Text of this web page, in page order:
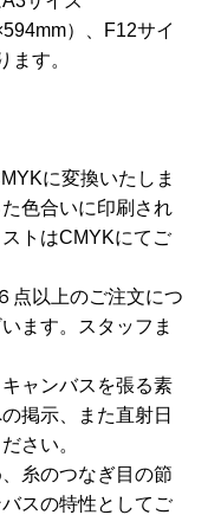
）、F12サイ
ます。
に変換いたしま
色合いに印刷され
トはCMYKにてご
点以上のご注文につ
ます。スタッフま
ャンバスを張る素
掲示、また直射日
さい。
糸のつなぎ目の節
スの特性としてご